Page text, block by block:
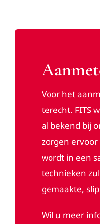
Voor het
terecht. FITS
al bekend bij
zorgen ervoor
wordt in een
technieken
gemaakte,
Wil u meer